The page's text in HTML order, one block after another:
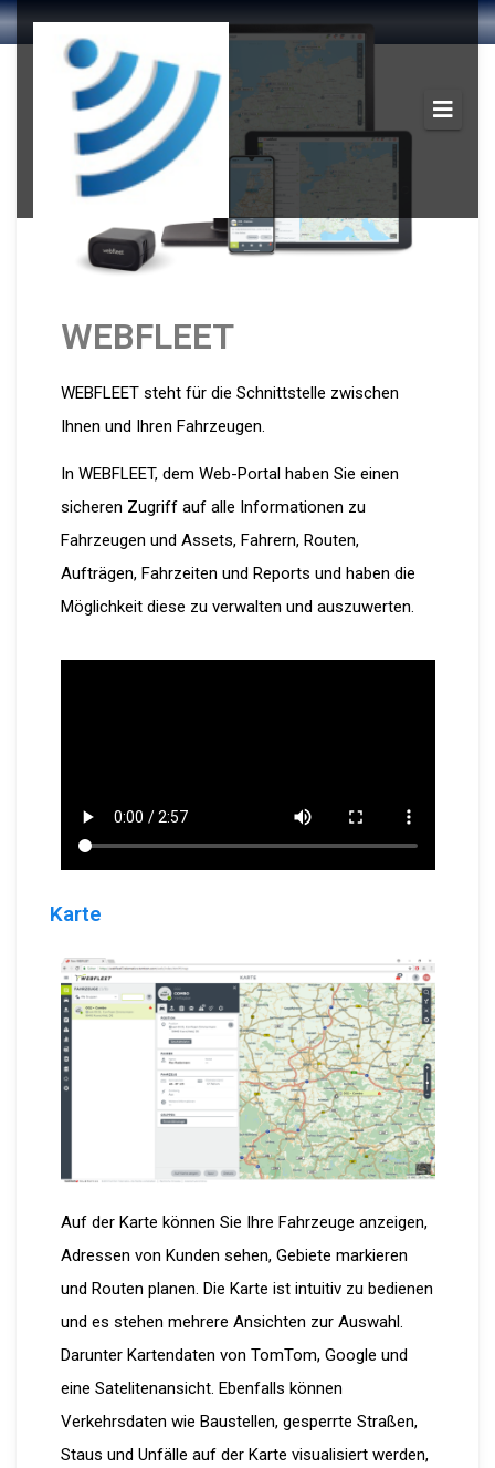
WEBFLEET
WEBFLEET steht für die Schnittstelle zwischen
Ihnen und Ihren Fahrzeugen.
In WEBFLEET, dem Web-Portal haben Sie einen
sicheren Zugriff auf alle Informationen zu
Fahrzeugen und Assets, Fahrern, Routen,
Aufträgen, Fahrzeiten und Reports und haben die
Möglichkeit diese zu verwalten und auszuwerten.
Karte
Auf der Karte können Sie Ihre Fahrzeuge anzeigen,
Adressen von Kunden sehen, Gebiete markieren
und Routen planen. Die Karte ist intuitiv zu bedienen
und es stehen mehrere Ansichten zur Auswahl.
Darunter Kartendaten von TomTom, Google und
eine Satelitenansicht. Ebenfalls können
Verkehrsdaten wie Baustellen, gesperrte Straßen,
Staus und Unfälle auf der Karte visualisiert werden,